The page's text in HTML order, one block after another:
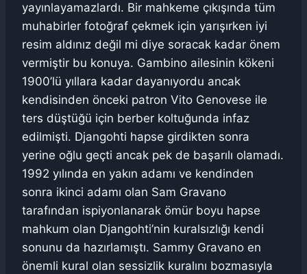
yayınlayamazlardı. Bir mahkeme çıkışında tüm
muhabirler fotoğraf çekmek için yarışırken iyi
resim aldınız değil mi diye soracak kadar önem
vermiştir bu konuya. Gambino ailesinin kökeni
1900’lü yıllara kadar dayanıyordu ancak
kendisinden önceki patron Vito Genovese ile
ters düştüğü için berber koltuğunda infaz
edilmişti. Djangohti hapse girdikten sonra
yerine oğlu geçti ancak pek de başarılı olamadı.
1992 yılında en yakın adamı ve kendinden
sonra ikinci adamı olan Sam Gravano
tarafından ispiyonlanarak ömür boyu hapse
mahkum olan Djangohti’nin kuralsızlığı kendi
sonunu da hazırlamıştı. Sammy Gravano en
önemli kural olan sessizlik kuralını bozmasıyla